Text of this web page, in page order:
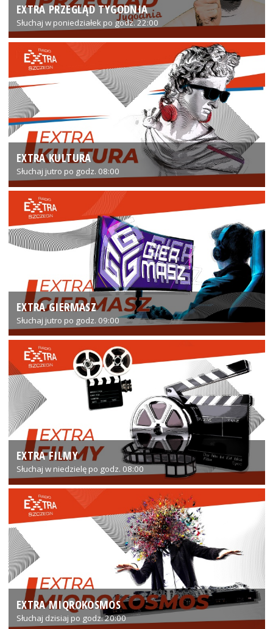
EXTRA PRZEGLĄD TYGODNIA
Słuchaj w poniedziałek po godz. 22:00
EXTRA KULTURA
Słuchaj jutro po godz. 08:00
EXTRA GIERMASZ
Słuchaj jutro po godz. 09:00
EXTRA FILMY
Słuchaj w niedzielę po godz. 08:00
EXTRA MIQROKOSMOS
Słuchaj dzisiaj po godz. 20:00